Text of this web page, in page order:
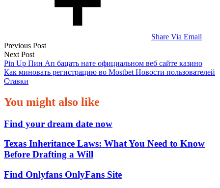
Share Via Email
Post
navigation
Previous Post
Next Post
Pin Up Пин Ап бацать нате официальном веб сайте казино
Как миновать регистрацию во Mostbet Новости пользователей
Ставки
You might also like
Find your dream date now
Texas Inheritance Laws: What You Need to Know
Before Drafting a Will
Find Onlyfans OnlyFans Site